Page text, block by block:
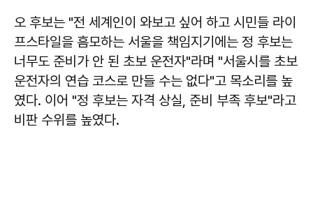
오 후보는 "전 세계인이 와보고 싶어 하고 시민들 라이
프스타일을 흠모하는 서울을 책임지기에는 정 후보는
너무도 준비가 안 된 초보 운전자"라며 "서울시를 초보
운전자의 연습 코스로 만들 수는 없다"고 목소리를 높
였다. 이어 "정 후보는 자격 상실, 준비 부족 후보"라고
비판 수위를 높였다.